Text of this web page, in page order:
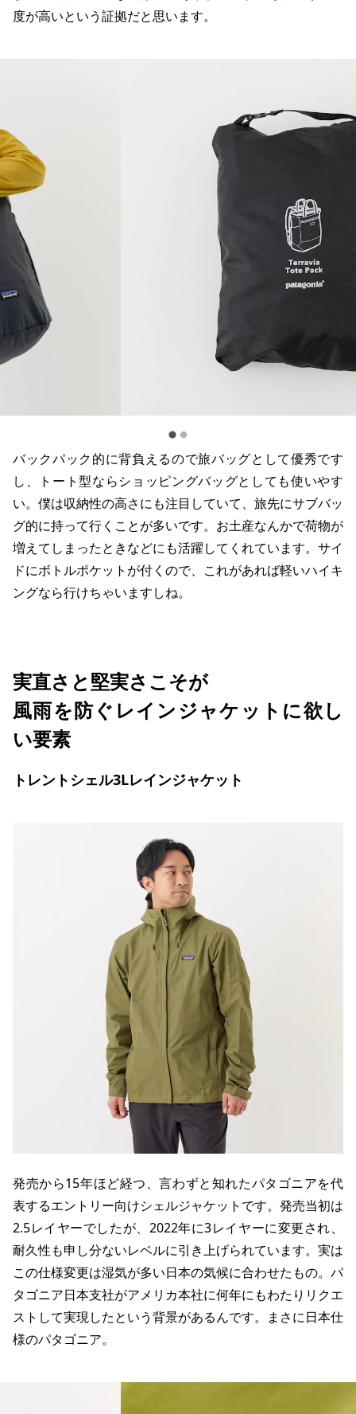
度が高いという証拠だと思います。
バックパック的に背負えるので旅バッグとして優秀です
し、トート型ならショッピングバッグとしても使いやす
い。僕は収納性の高さにも注目していて、旅先にサブバッ
グ的に持って行くことが多いです。お土産なんかで荷物が
増えてしまったときなどにも活躍してくれています。サイ
ドにボトルポケットが付くので、これがあれば軽いハイキ
ングなら行けちゃいますしね。
実直さと堅実さこそが
風雨を防ぐレインジャケットに欲し
い要素
トレントシェル3Lレインジャケット
発売から15年ほど経つ、言わずと知れたパタゴニアを代
表するエントリー向けシェルジャケットです。発売当初は
2.5レイヤーでしたが、2022年に3レイヤーに変更され、
耐久性も申し分ないレベルに引き上げられています。実は
この仕様変更は湿気が多い日本の気候に合わせたもの。パ
タゴニア日本支社がアメリカ本社に何年にもわたりリクエ
ストして実現したという背景があるんです。まさに日本仕
様のパタゴニア。